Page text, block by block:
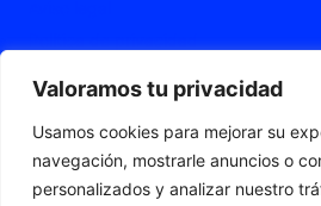
Valoramos tu privacidad
Usamos cookies para mejorar su
navegación, mostrarle anuncios o
personalizados y analizar nuestro
Declaración de accesibilidad
Mapa web